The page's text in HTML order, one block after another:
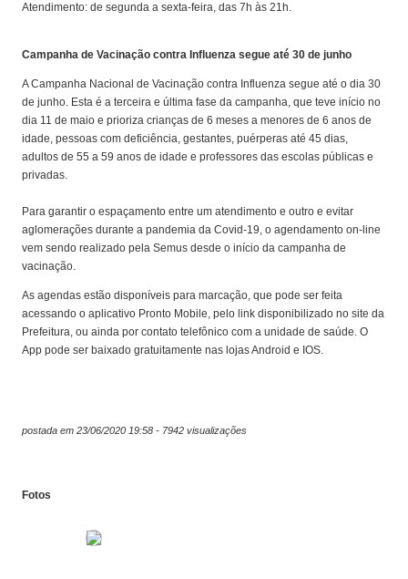
Atendimento: de segunda a sexta-feira, das 7h às 21h.
Campanha de Vacinação contra Influenza segue até 30 de junho
A Campanha Nacional de Vacinação contra Influenza segue até o dia 30
de junho. Esta é a terceira e última fase da campanha, que teve início no
dia 11 de maio e prioriza crianças de 6 meses a menores de 6 anos de
idade, pessoas com deficiência, gestantes, puérperas até 45 dias,
adultos de 55 a 59 anos de idade e professores das escolas públicas e
privadas.
Para garantir o espaçamento entre um atendimento e outro e evitar
aglomerações durante a pandemia da Covid-19, o agendamento on-line
vem sendo realizado pela Semus desde o início da campanha de
vacinação.
As agendas estão disponíveis para marcação, que pode ser feita
acessando o aplicativo Pronto Mobile, pelo link disponibilizado no site da
Prefeitura, ou ainda por contato telefônico com a unidade de saúde. O
App pode ser baixado gratuitamente nas lojas Android e IOS.
postada em 23/06/2020 19:58 - 7942 visualizações
Fotos